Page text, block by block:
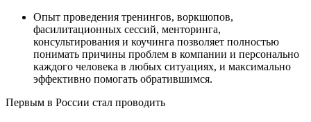
Опыт проведения тренингов, воркшопов,
фасилитационных сессий, менторинга,
консультирования и коучинга позволяет полностью
понимать причины проблем в компании и персонально
каждого человека в любых ситуациях, и максимально
эффективно помогать обратившимся.
Первым в России стал проводить